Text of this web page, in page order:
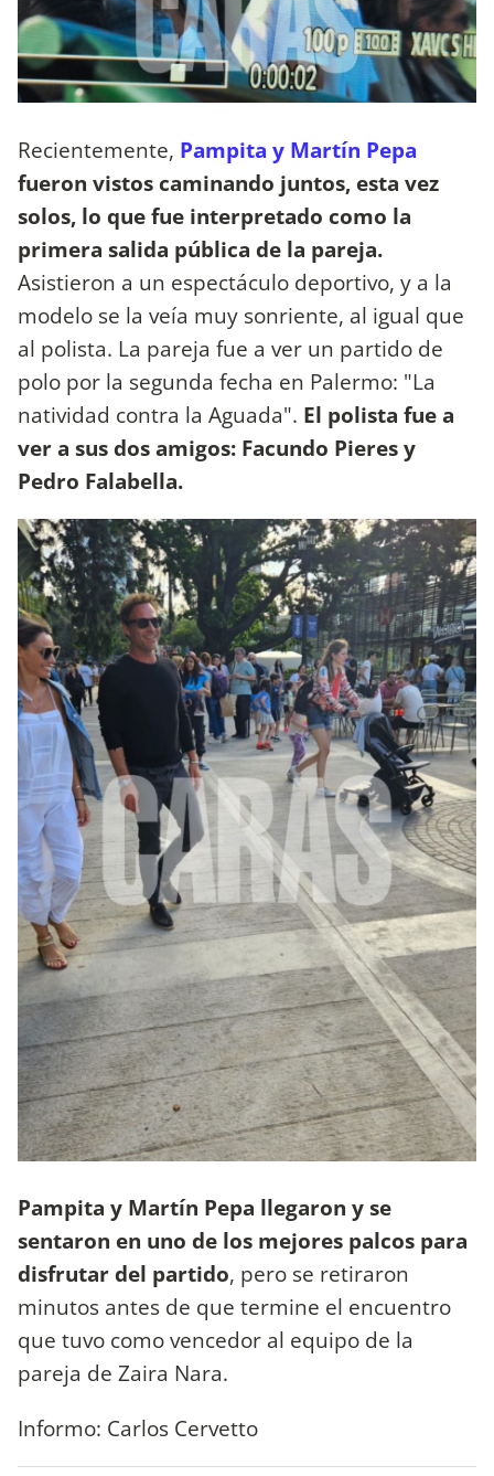
Recientemente, Pampita y Martín Pepa
fueron vistos caminando juntos, esta vez
solos, lo que fue interpretado como la
primera salida pública de la pareja.
Asistieron a un espectáculo deportivo, y a la
modelo se la veía muy sonriente, al igual que
al polista. La pareja fue a ver un partido de
polo por la segunda fecha en Palermo: "La
natividad contra la Aguada". El polista fue a
ver a sus dos amigos: Facundo Pieres y
Pedro Falabella.
Pampita y Martín Pepa llegaron y se
sentaron en uno de los mejores palcos para
disfrutar del partido, pero se retiraron
minutos antes de que termine el encuentro
que tuvo como vencedor al equipo de la
pareja de Zaira Nara.
Informo: Carlos Cervetto